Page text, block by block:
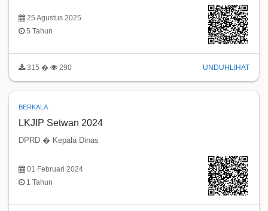
25 Agustus 2025
5 Tahun
315 � 290 UNDUH LIHAT
BERKALA
LKJIP Setwan 2024
DPRD � Kepala Dinas
01 Februari 2024
1 Tahun